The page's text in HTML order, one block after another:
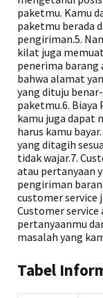
paketmu. Kamu
paketmu berada
pengiriman.5.
kilat juga
penerima barang
bahwa alamat
yang dituju
paketmu.6.
kamu juga dapat
harus kamu
yang ditagih
tidak wajar.7.
atau pertanyaan
pengiriman
customer service
Customer
pertanyaanmu
masalah yang
Tabel